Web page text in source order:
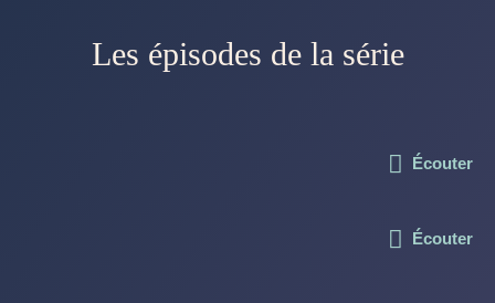
Les épisodes de la série
Écouter
Écouter